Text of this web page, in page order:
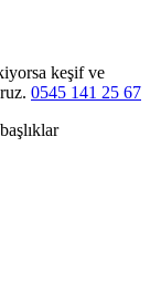
keşif ve
0545 141 25 67